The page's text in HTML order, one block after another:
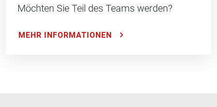
Möchten Sie Teil des Teams werden?
MEHR INFORMATIONEN